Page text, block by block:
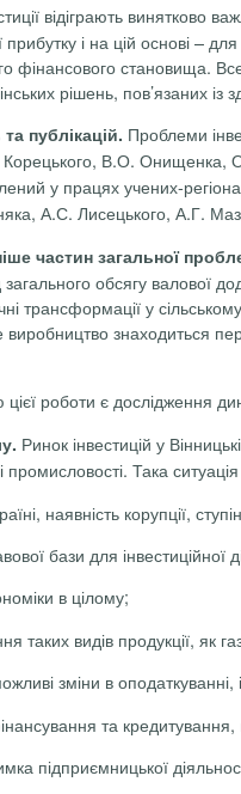
відіграють винятково
прибутку і на цій основі
фінансового становища.
рішень, пов’язаних із
публікацій. Проблеми
Корецького, В.О. Онищенка,
у працяхучених-
, А.С. Лисецького, А.Г.
частин загальної
обсягу валової
трансформації у
виробництво знаходиться
роботи є дослідження
Ринок інвестицій у
промисловості. Така
наявність корупції,
бази для інвестиційної
в цілому;
таких видів продукції, як
зміни в
та
підприємницької